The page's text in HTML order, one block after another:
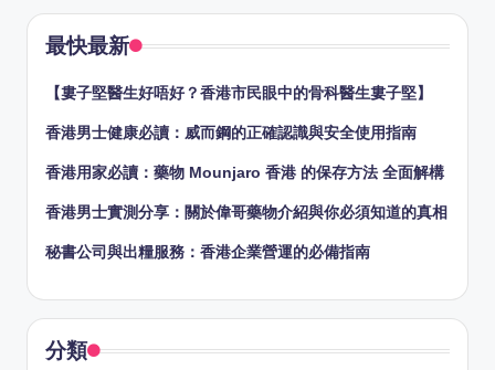
最快最新
【婁子堅醫生好唔好？香港市民眼中的骨科醫生婁子堅】
香港男士健康必讀：威而鋼的正確認識與安全使用指南
香港用家必讀：藥物 Mounjaro 香港 的保存方法 全面解構
香港男士實測分享：關於偉哥藥物介紹與你必須知道的真相
秘書公司與出糧服務：香港企業營運的必備指南
分類